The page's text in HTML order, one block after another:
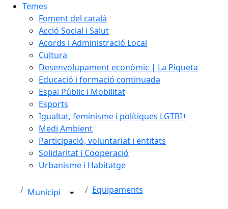
Temes
Foment del català
Acció Social i Salut
Acords i Administració Local
Cultura
Desenvolupament econòmic | La Piqueta
Educació i formació continuada
Espai Públic i Mobilitat
Esports
Igualtat, feminisme i polítiques LGTBI+
Medi Ambient
Participació, voluntariat i entitats
Solidaritat i Cooperació
Urbanisme i Habitatge
Municipi Equipaments